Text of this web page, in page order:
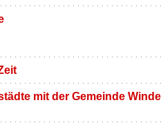
mit der Gemeinde